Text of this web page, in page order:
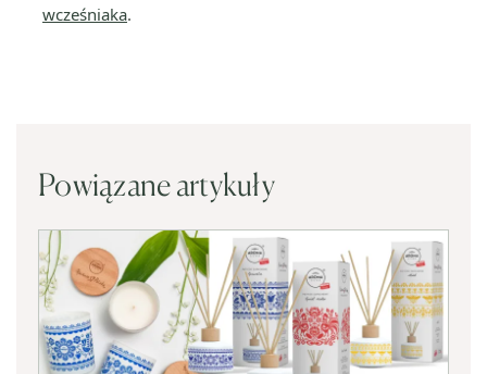
wcześniaka.
Powiązane artykuły